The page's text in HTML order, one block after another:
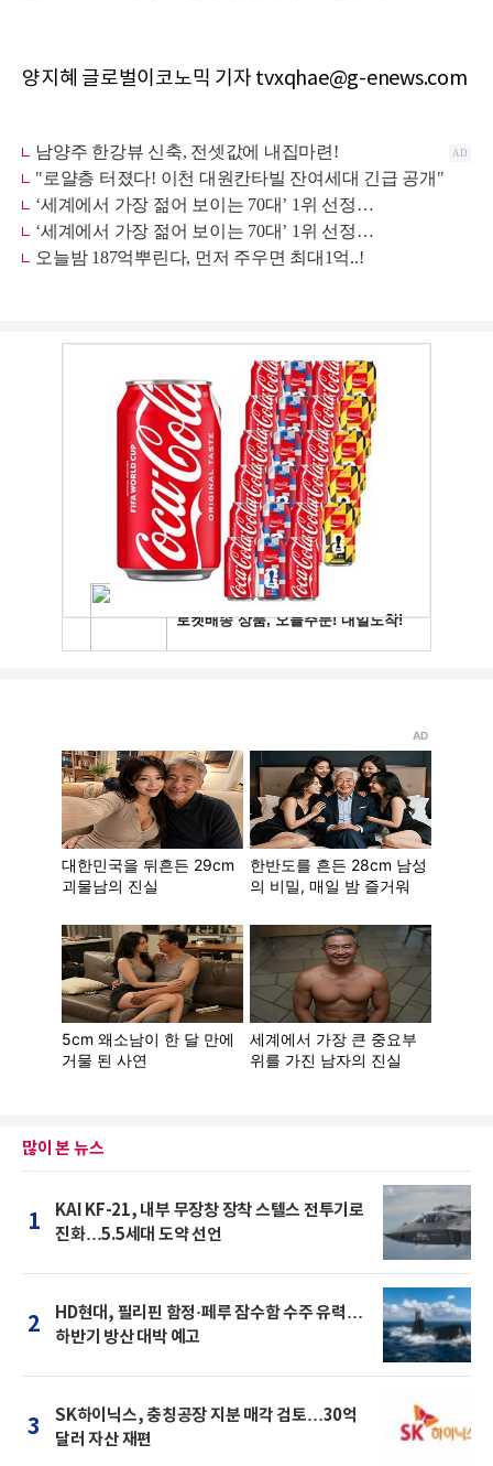
양지혜 글로벌이코노믹 기자 tvxqhae@g-enews.com
많이 본 뉴스
1
KAI KF-21, 내부 무장창 장착 스텔스 전투기로
진화…5.5세대 도약 선언
2
HD현대, 필리핀 함정·페루 잠수함 수주 유력…
하반기 방산 대박 예고
3
SK하이닉스, 충칭공장 지분 매각 검토…30억
달러 자산 재편